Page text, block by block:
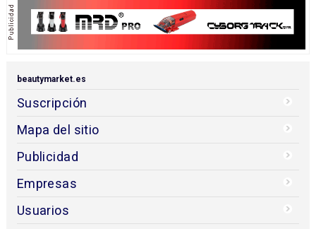
beautymarket.es
Suscripción
Mapa del sitio
Publicidad
Empresas
Usuarios